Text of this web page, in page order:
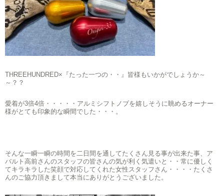
THREEHUNDRED×『たった一つの・・』皆様もいかがでしょうか～
～？？
愛着が3倍4倍・・・・・アルミシフトノブを嬉しそうに眺めるオーナー
様がとても印象的な瞬間でした・・・。
そんな一瞬一瞬の時間を二日間を通してたくさん見る事が出来た事、ア
バルト高前さんのスタッフの皆さんの気が利く気遣いと・・常に優しく
てキラキラした笑顔で対応してくれた女性スタッフさん・・・・たくさ
んのご協力頂きまして本当にありがとうございました。